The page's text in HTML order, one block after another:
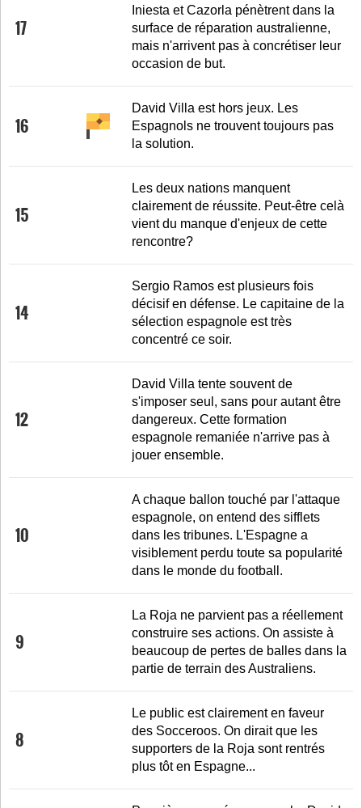
17
Iniesta et Cazorla pénètrent dans la
surface de réparation australienne,
mais n'arrivent pas à concrétiser leur
occasion de but.
16
David Villa est hors jeux. Les
Espagnols ne trouvent toujours pas
la solution.
15
Les deux nations manquent
clairement de réussite. Peut-être celà
vient du manque d'enjeux de cette
rencontre?
14
Sergio Ramos est plusieurs fois
décisif en défense. Le capitaine de la
sélection espagnole est très
concentré ce soir.
12
David Villa tente souvent de
s'imposer seul, sans pour autant être
dangereux. Cette formation
espagnole remaniée n'arrive pas à
jouer ensemble.
10
A chaque ballon touché par l'attaque
espagnole, on entend des sifflets
dans les tribunes. L'Espagne a
visiblement perdu toute sa popularité
dans le monde du football.
9
La Roja ne parvient pas a réellement
construire ses actions. On assiste à
beaucoup de pertes de balles dans la
partie de terrain des Australiens.
8
Le public est clairement en faveur
des Socceroos. On dirait que les
supporters de la Roja sont rentrés
plus tôt en Espagne...